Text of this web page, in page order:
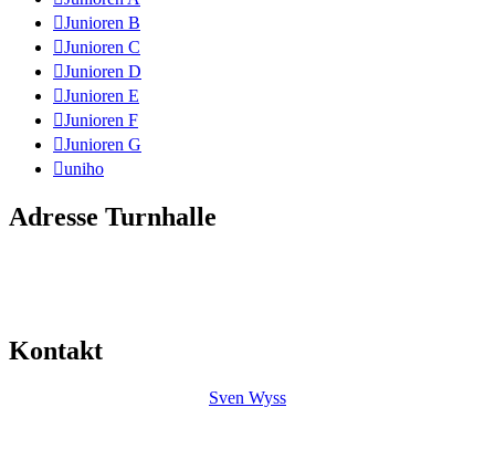
Junioren B
Junioren C
Junioren D
Junioren E
Junioren F
Junioren G
uniho
Adresse Turnhalle
Kontakt
Sven Wyss